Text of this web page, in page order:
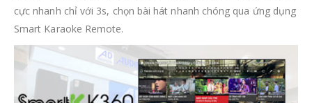
cực nhanh chỉ với 3s, chọn bài hát nhanh chóng qua ứng dụng
Smart Karaoke Remote.